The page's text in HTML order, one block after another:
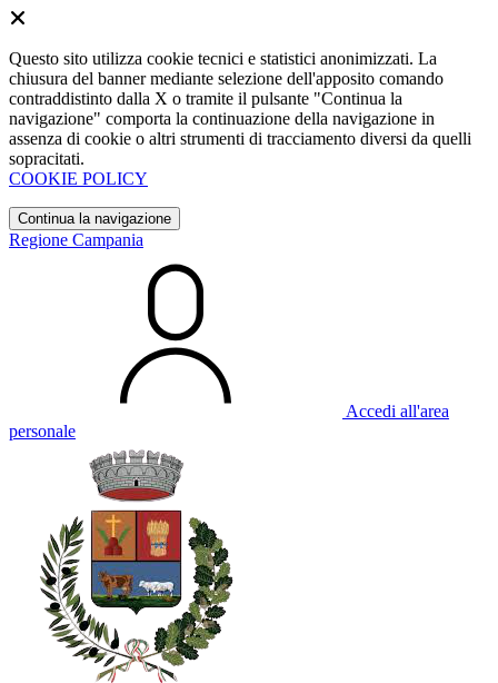
Questo sito utilizza cookie tecnici e statistici anonimizzati. La
chiusura del banner mediante selezione dell'apposito comando
contraddistinto dalla X o tramite il pulsante "Continua la
navigazione" comporta la continuazione della navigazione in
assenza di cookie o altri strumenti di tracciamento diversi da quelli
sopracitati.
COOKIE POLICY
Continua la navigazione
Regione Campania
Accedi all'area
personale